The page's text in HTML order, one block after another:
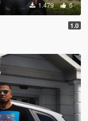
1.479 6
1.0